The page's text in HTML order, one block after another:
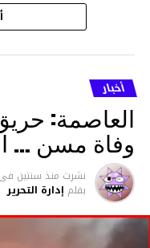
هذا وقد تمكن
هلال في توقيت
والقبض عليه
ما نُسبه إليه.
متابعة
قسم الاخبار
أخبار
العاصمة:
وفاة مسن …
نشرت منذ سنتين فى
بقلم إدارة التحرير